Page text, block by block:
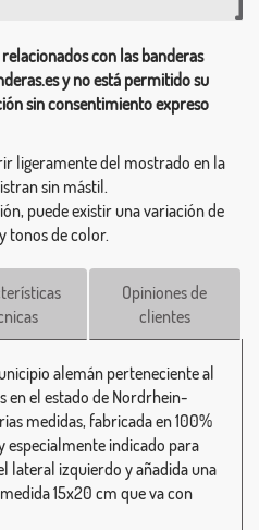
con las banderas
y no está permitido su
sin consentimiento expreso
ligeramente del mostrado en la
sin mástil.
puede existir una variación de
tonos de color.
Opiniones de
clientes
alemán perteneciente al
en el estado de Nordrhein-
medidas, fabricada en 100%
especialmente indicado para
lateral izquierdo y añadida una
15x20 cm que va con